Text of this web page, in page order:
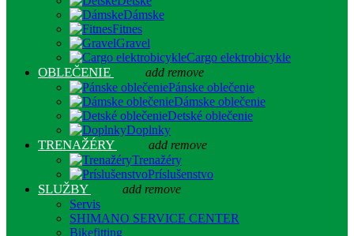
Dámske
Fitnes
Gravel
Cargo elektrobicykle
OBLEČENIE add remove
Pánske oblečenie
Dámske oblečenie
Detské oblečenie
Doplnky
TRENAŽÉRY add remove
Trenažéry
Príslušenstvo
SLUŽBY add remove
Servis
SHIMANO SERVICE CENTER
Bikefitting